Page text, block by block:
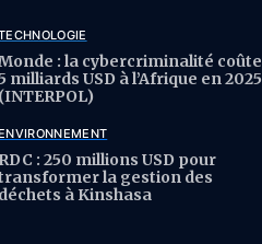
: la cybercriminalité coûte
milliards USD à l’Afrique en 2025
(INTERPOL)
RDC : 250 millions USD pour
la gestion des
déchets à Kinshasa